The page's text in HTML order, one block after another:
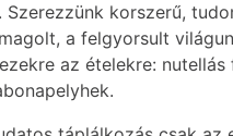
Szerezzünk korszerű,
a felgyorsult
az ételekre: